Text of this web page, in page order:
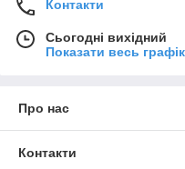
Контакти
Сьогодні вихідний
Показати весь
Про нас
Контакти